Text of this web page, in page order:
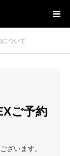
について
ご予約
ざいます。